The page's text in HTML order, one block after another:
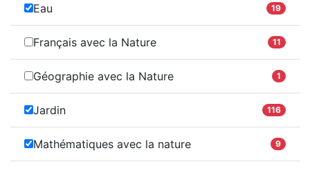
Eau 19
Français avec la Nature 11
Géographie avec la Nature 1
Jardin 116
Mathématiques avec la nature 9